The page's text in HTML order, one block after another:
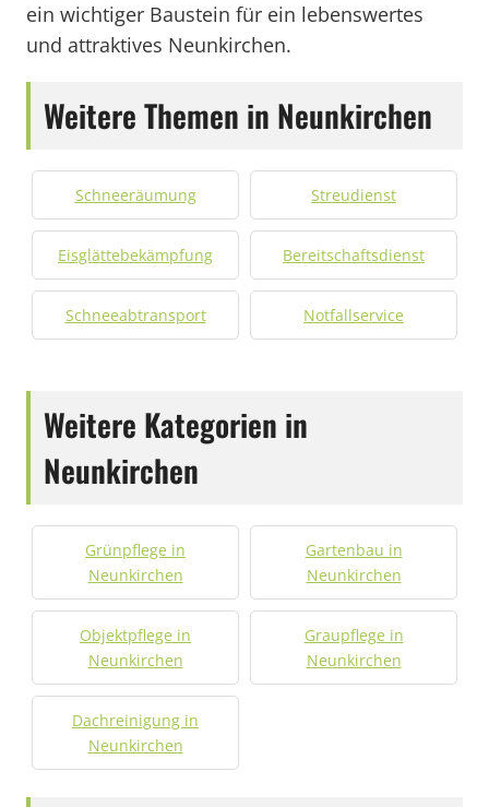
ein wichtiger Baustein für ein lebenswertes
und attraktives Neunkirchen.
Weitere Themen in Neunkirchen
Schneeräumung Streudienst
Eisglättebekämpfung Bereitschaftsdienst
Schneeabtransport Notfallservice
Weitere Kategorien in
Neunkirchen
Grünpflege in
Neunkirchen
Gartenbau in
Neunkirchen
Objektpflege in
Neunkirchen
Graupflege in
Neunkirchen
Dachreinigung in
Neunkirchen